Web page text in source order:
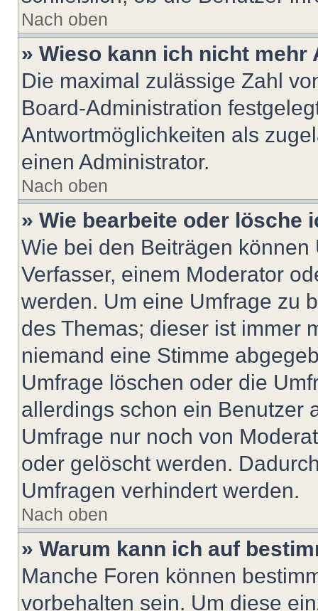
Nach oben
» Wieso kann ich nicht
Die maximal zulässige Zahl
Board-Administration
Antwortmöglichkeiten als
einen Administrator.
Nach oben
» Wie bearbeite oder lösche
Wie bei den Beiträgen
Verfasser, einem Moderator
werden. Um eine Umfrage zu
des Themas; dieser ist immer
niemand eine Stimme
Umfrage löschen oder die
allerdings schon ein Benutzer
Umfrage nur noch von
oder gelöscht werden.
Umfragen verhindert werden.
Nach oben
» Warum kann ich auf
Manche Foren können
vorbehalten sein. Um diese